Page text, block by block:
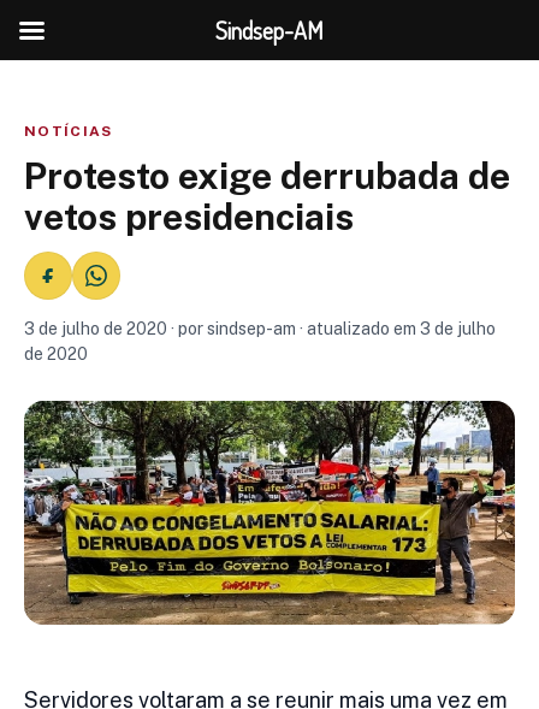
NOTÍCIAS
Protesto exige derrubada de
vetos presidenciais
3 de julho de 2020 · por sindsep-am · atualizado em 3 de julho
de 2020
Servidores voltaram a se reunir mais uma vez em
Sindsep-AM